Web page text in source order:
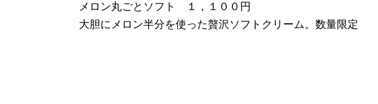
メロン丸ごとソフト １，１００円
大胆にメロン半分を使った贅沢ソフトクリーム。数量限定